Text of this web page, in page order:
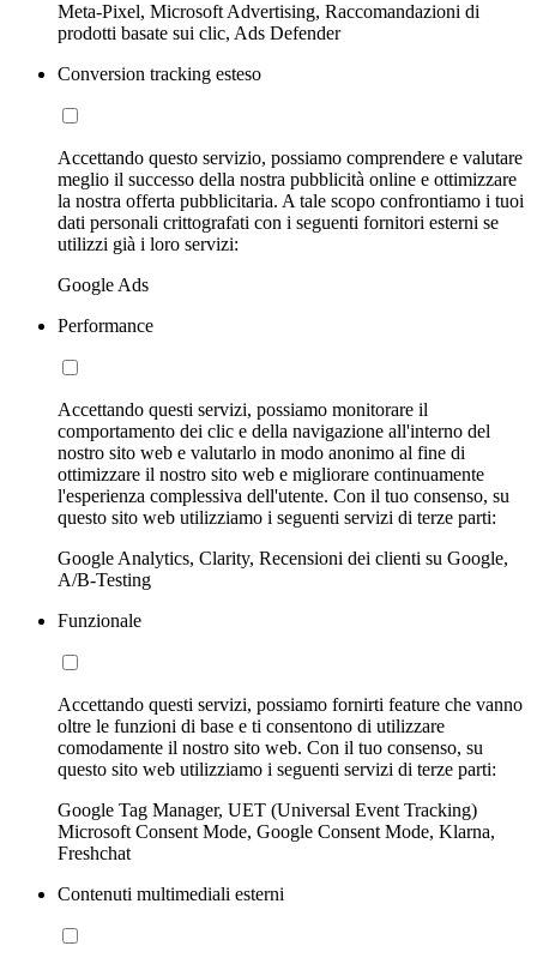
Meta-Pixel, Microsoft Advertising, Raccomandazioni di
prodotti basate sui clic, Ads Defender
Conversion tracking esteso
Accettando questo servizio, possiamo comprendere e valutare
meglio il successo della nostra pubblicità online e ottimizzare
la nostra offerta pubblicitaria. A tale scopo confrontiamo i tuoi
dati personali crittografati con i seguenti fornitori esterni se
utilizzi già i loro servizi:
Google Ads
Performance
Accettando questi servizi, possiamo monitorare il
comportamento dei clic e della navigazione all'interno del
nostro sito web e valutarlo in modo anonimo al fine di
ottimizzare il nostro sito web e migliorare continuamente
l'esperienza complessiva dell'utente. Con il tuo consenso, su
questo sito web utilizziamo i seguenti servizi di terze parti:
Google Analytics, Clarity, Recensioni dei clienti su Google,
A/B-Testing
Funzionale
Accettando questi servizi, possiamo fornirti feature che vanno
oltre le funzioni di base e ti consentono di utilizzare
comodamente il nostro sito web. Con il tuo consenso, su
questo sito web utilizziamo i seguenti servizi di terze parti:
Google Tag Manager, UET (Universal Event Tracking)
Microsoft Consent Mode, Google Consent Mode, Klarna,
Freshchat
Contenuti multimediali esterni